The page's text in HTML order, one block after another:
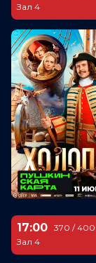
Зал 4
17:00
Зал 4
370 / 400